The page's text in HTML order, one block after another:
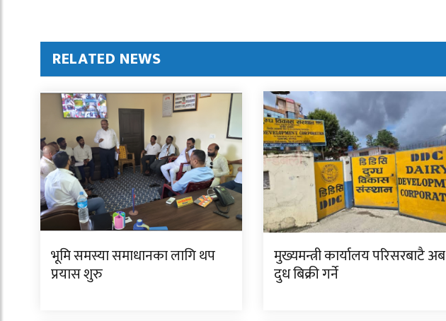
RELATED NEWS
भूमि समस्या समाधानका लागि थप
प्रयास शुरु
मुख्यमन्त्री कार्यालय परिसरबाटै अब
दुध बिक्री गर्ने